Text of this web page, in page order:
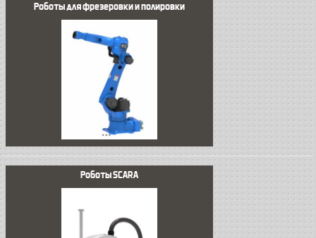
Роботы для фрезеровки и полировки
Роботы SCARA